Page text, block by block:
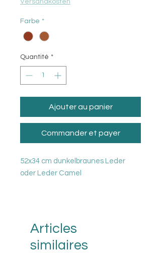
Versandkosten
Farbe *
Quantité *
Ajouter au panier
Commander et payer
52x34 cm dunkelbraunes Leder
oder Leder Camel
in Italien durchgeführt. Die
erstklassigen Rohstoffe bezieht
Fior di Loto aus Italien und daher
Articles
similaires